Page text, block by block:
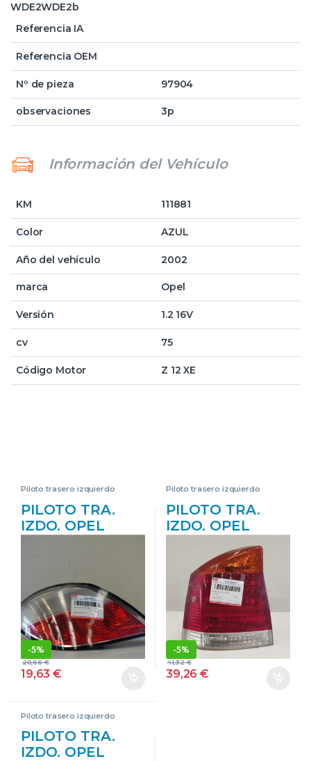
WDE2WDE2b
Referencia IA
Referencia OEM
Nº de pieza 97904
observaciones 3p
Información del Vehículo
KM 111881
Color AZUL
Año del vehículo 2002
marca Opel
Versión 1.2 16V
cv 75
Código Motor Z 12 XE
Piloto trasero izquierdo
PILOTO TRA.
IZDO. OPEL
Z16XEP GRIS
BOMBILLA FARO
IZQUIERDO
LÁMPARA
LATERAL LUZ
TRASERO
-5%
19,63€
20,66€
Piloto trasero izquierdo
PILOTO TRA.
IZDO. OPEL
VECTRA C GTS
1.9 CDTI Z 19 DT
Z19DT 13130642
AZUL BOMBILLA
FARO
IZQUIERDO
LÁMPARA
LATERAL LUZ
TRASERO
-5%
39,26€
41,32€
Piloto trasero izquierdo
PILOTO TRA.
IZDO. OPEL